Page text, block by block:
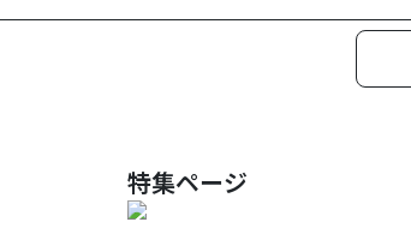
特集ページ